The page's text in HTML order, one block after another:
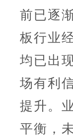
前已逐
板行业
均已出
场有利
提升。
平衡，